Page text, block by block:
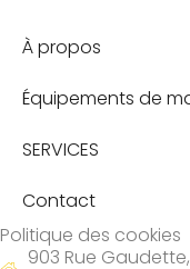
À propos
Équipements de
SERVICES
Contact
Politique des cookies
903 Rue